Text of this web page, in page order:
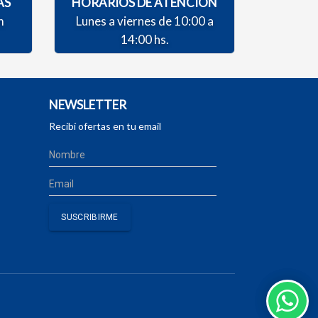
Lunes a viernes de 10:00 a
14:00 hs.
NEWSLETTER
Recibí ofertas en tu email